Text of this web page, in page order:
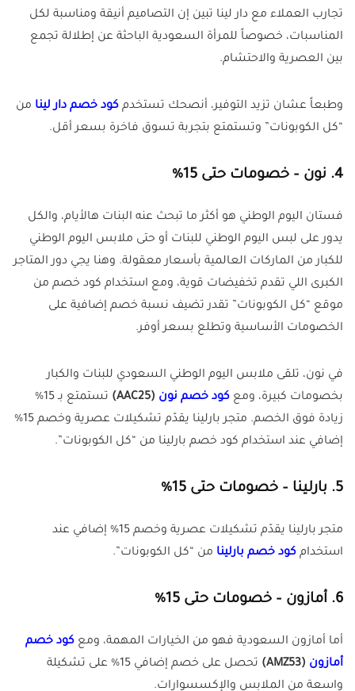
تجارب العملاء مع دار لينا تبين إن التصاميم أنيقة ومناسبة لكل
المناسبات، خصوصاً للمرأة السعودية الباحثة عن إطلالة تجمع
بين العصرية والاحتشام.
وطبعاً عشان تزيد التوفير، أنصحك تستخدم كود خصم دار لينا من
“كل الكوبونات” وتستمتع بتجربة تسوق فاخرة بسعر أقل.
4. نون – خصومات حتى 15%
فستان اليوم الوطني هو أكثر ما تبحث عنه البنات هالأيام، والكل
يدور على لبس اليوم الوطني للبنات أو حتى ملابس اليوم الوطني
للكبار من الماركات العالمية بأسعار معقولة. وهنا يجي دور المتاجر
الكبرى اللي تقدم تخفيضات قوية، ومع استخدام كود خصم من
موقع “كل الكوبونات” تقدر تضيف نسبة خصم إضافية على
الخصومات الأساسية وتطلع بسعر أوفر.
في نون، تلقى ملابس اليوم الوطني السعودي للبنات والكبار
بخصومات كبيرة، ومع كود خصم نون (AAC25)
تستمتع بـ 15%
زيادة فوق الخصم. متجر بارلينا يقدّم تشكيلات عصرية وخصم 15%
إضافي عند استخدام كود خصم بارلينا من “كل الكوبونات”.
5. بارلينا – خصومات حتى 15%
متجر بارلينا يقدّم تشكيلات عصرية وخصم 15% إضافي عند
استخدام كود خصم بارلينا من “كل الكوبونات”.
6. أمازون – خصومات حتى 15%
أما أمازون السعودية فهو من الخيارات المهمة، ومع كود خصم
أمازون (AMZ53)
تحصل على خصم إضافي 15% على تشكيلة
واسعة من الملابس والإكسسوارات.